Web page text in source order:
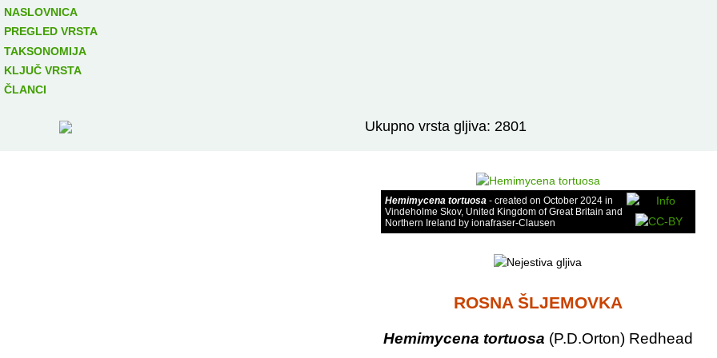
NASLOVNICA
PREGLED VRSTA
TAKSONOMIJA
KLJUČ VRSTA
ČLANCI
Ukupno vrsta gljiva: 2801
Hemimycena tortuosa - created on October 2024 in
Vindeholme Skov, United Kingdom of Great Britain and
Northern Ireland by ionafraser-Clausen
ROSNA ŠLJEMOVKA
Hemimycena tortuosa (P.D.Orton) Redhead